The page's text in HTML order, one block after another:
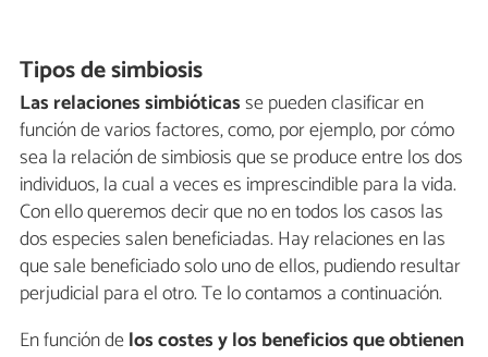
Tipos de simbiosis
Las relaciones simbióticasse pueden clasificar en
función de varios factores, como, por ejemplo, por cómo
sea la relación de simbiosis que se produce entre los dos
individuos, la cual a veces es imprescindible para la vida.
Con ello queremos decir que no en todos los casos las
dos especies salen beneficiadas. Hay relaciones en las
que sale beneficiado solo uno de ellos, pudiendo resultar
perjudicial para el otro. Te lo contamos a continuación.
En función delos costes y los beneficios que obtienen